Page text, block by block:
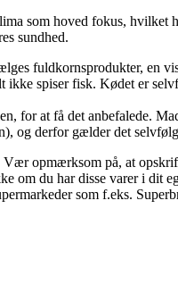
som hoved fokus, hvilket
sundhed.
fuldkornsprodukter, en
spiser fisk. Kødet er
for at få det anbefalede.
og derfor gælder det
opmærksom på, at
om du har disse varer i
som f.eks.